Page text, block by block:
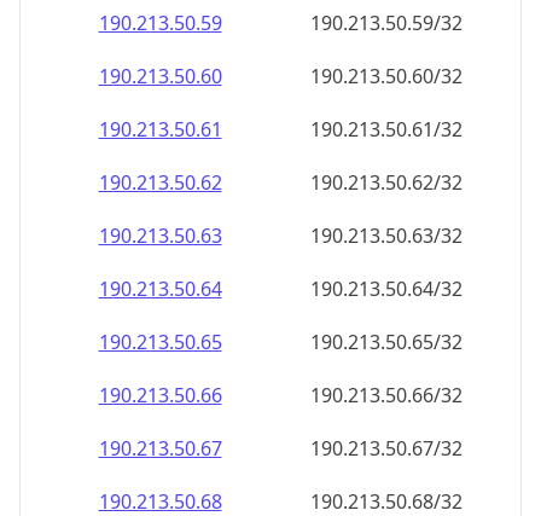
190.213.50.59
190.213.50.59/32
190.213.50.60
190.213.50.60/32
190.213.50.61
190.213.50.61/32
190.213.50.62
190.213.50.62/32
190.213.50.63
190.213.50.63/32
190.213.50.64
190.213.50.64/32
190.213.50.65
190.213.50.65/32
190.213.50.66
190.213.50.66/32
190.213.50.67
190.213.50.67/32
190.213.50.68
190.213.50.68/32